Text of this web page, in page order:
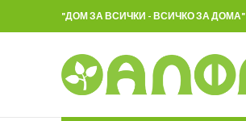
"ДОМ ЗА ВСИЧКИ - ВСИЧКО ЗА ДОМА"